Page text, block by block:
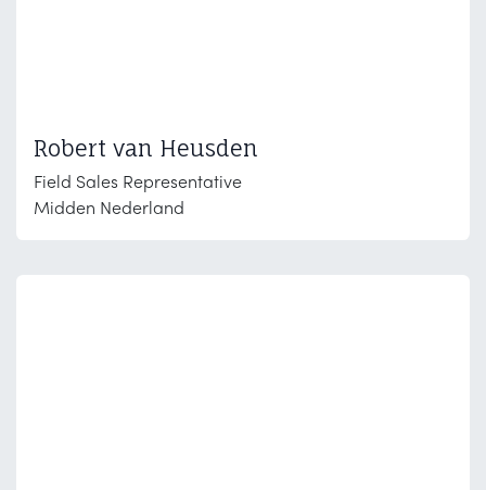
Robert van Heusden
Field Sales Representative
Midden Nederland